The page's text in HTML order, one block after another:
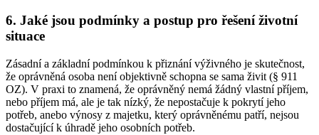
6. Jaké jsou podmínky a postup pro řešení životní
situace
Zásadní a základní podmínkou k přiznání výživného je skutečnost,
že oprávněná osoba není objektivně schopna se sama živit (§ 911
OZ). V praxi to znamená, že oprávněný nemá žádný vlastní příjem,
nebo příjem má, ale je tak nízký, že nepostačuje k pokrytí jeho
potřeb, anebo výnosy z majetku, který oprávněnému patří, nejsou
dostačující k úhradě jeho osobních potřeb.